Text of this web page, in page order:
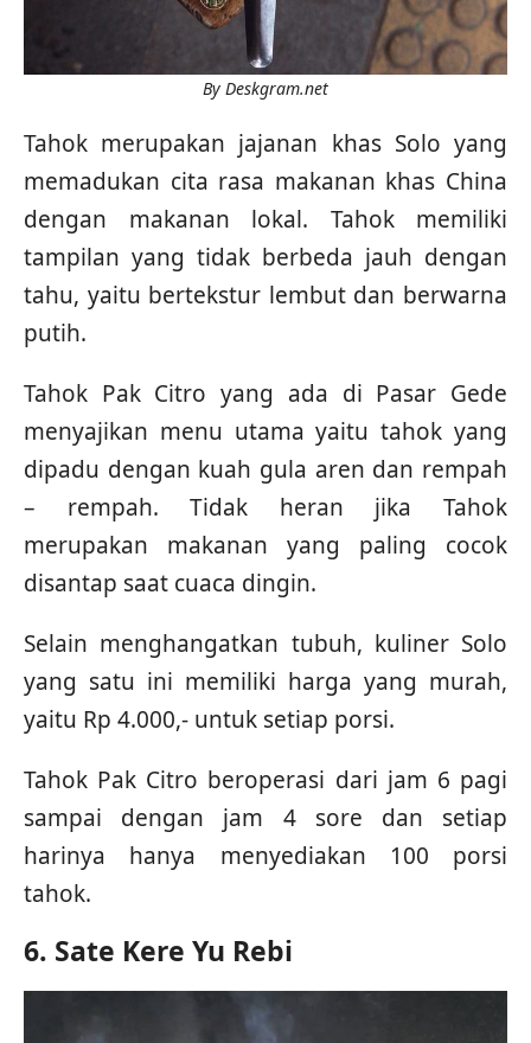
By Deskgram.net
Tahok merupakan jajanan khas Solo yang
memadukan cita rasa makanan khas China
dengan makanan lokal. Tahok memiliki
tampilan yang tidak berbeda jauh dengan
tahu, yaitu bertekstur lembut dan berwarna
putih.
Tahok Pak Citro yang ada di Pasar Gede
menyajikan menu utama yaitu tahok yang
dipadu dengan kuah gula aren dan rempah
– rempah. Tidak heran jika Tahok
merupakan makanan yang paling cocok
disantap saat cuaca dingin.
Selain menghangatkan tubuh, kuliner Solo
yang satu ini memiliki harga yang murah,
yaitu Rp 4.000,- untuk setiap porsi.
Tahok Pak Citro beroperasi dari jam 6 pagi
sampai dengan jam 4 sore dan setiap
harinya hanya menyediakan 100 porsi
tahok.
6. Sate Kere Yu Rebi